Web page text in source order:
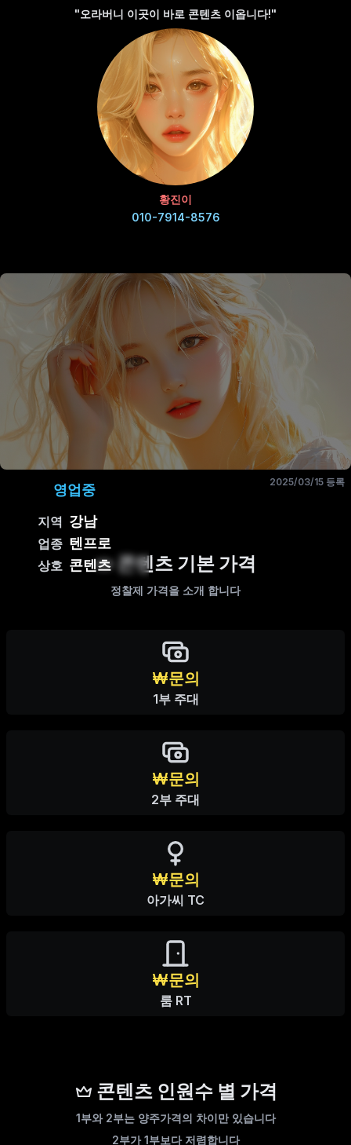
"오라버니 이곳이 바로 콘텐츠 이옵니다!"
황진이
010-7914-8576
영업중
지역 강남
업종 텐프로
상호 콘텐츠
2025/03/15 등록
콘텐츠 기본 가격
정찰제 가격을 소개 합니다
₩문의
1부 주대
₩문의
2부 주대
₩문의
아가씨 TC
₩문의
룸 RT
콘텐츠 인원수 별 가격
1부와 2부는 양주가격의 차이만 있습니다
2부가 1부보다 저렴합니다